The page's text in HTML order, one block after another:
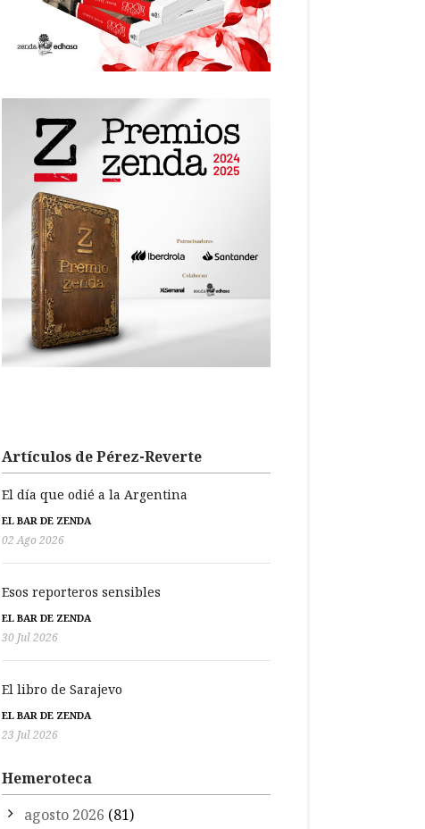
Artículos de Pérez-Reverte
El día que odié a la Argentina
EL BAR DE ZENDA
02 Ago 2026
Esos reporteros sensibles
EL BAR DE ZENDA
30 Jul 2026
El libro de Sarajevo
EL BAR DE ZENDA
23 Jul 2026
Hemeroteca
agosto 2026 (81)